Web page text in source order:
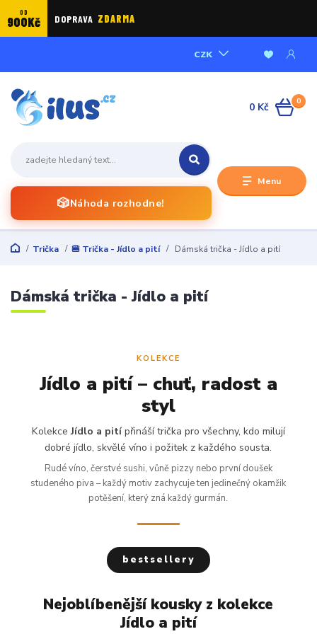
OD
900Kč DOPRAVA ZDARMA
Menu
CZK
🎲Náhoda rozhodne!
0
0 Kč
Trička 🍔 Trička - Jídlo a pití Dámská trička - Jídlo a pití
Dámská trička - Jídlo a pití
KOLEKCE
Jídlo a pití – chuť, radost a
styl
KolekceJídlo a pitípřináší trička pro všechny, kdo milují
dobré jídlo, skvělé víno i požitek z každého sousta.
Rudé víno, čerstvé sushi, vůně pizzy nebo první doušek
studeného piva – každý motiv zachycuje ten jedinečný okamžik
potěšení, který zná každý gurmán.
bestsellery
Nejoblíbenější kousky z kolekce
Jídlo a pití